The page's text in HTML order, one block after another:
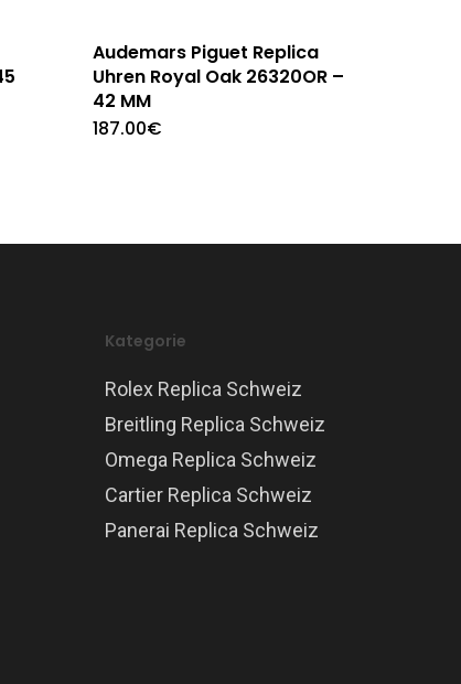
Audemars Piguet Replica
Uhren Royal Oak 26320OR –
42 MM
187.00€
Kategorie
Rolex Replica Schweiz
Breitling Replica Schweiz
Omega Replica Schweiz
Cartier Replica Schweiz
Panerai Replica Schweiz